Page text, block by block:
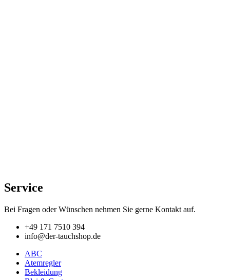
Service
Bei Fragen oder Wünschen nehmen Sie gerne Kontakt auf.
+49 171 7510 394
info@der-tauchshop.de
ABC
Atemregler
Bekleidung